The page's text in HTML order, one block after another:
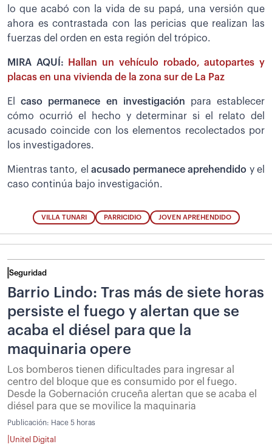
lo que acabó con la vida de su papá, una versión que
ahora es contrastada con las pericias que realizan las
fuerzas del orden en esta región del trópico.
MIRA AQUÍ:
Hallan un vehículo robado, autopartes y
placas en una vivienda de la zona sur de La Paz
Elcaso permanece en investigación para establecer
cómo ocurrió el hecho y determinar si el relato del
acusado coincide con los elementos recolectados por
los investigadores.
Mientras tanto, el acusado permanece aprehendido y el
caso continúa bajo investigación.
VILLA TUNARI PARRICIDIO JOVEN APREHENDIDO
Seguridad
Barrio Lindo: Tras más de siete horas
persiste el fuego y alertan que se
acaba el diésel para que la
maquinaria opere
Los bomberos tienen dificultades para ingresar al
centro del bloque que es consumido por el fuego.
Desde la Gobernación cruceña alertan que se acaba el
diésel para que se movilice la maquinaria
Publicación: Hace 5 horas
Unitel Digital